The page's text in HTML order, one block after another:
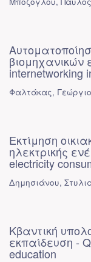
internetworking
Φαλτάκας,
Εκτίμηση
ηλεκτρικής
electricity
Δημησιάνου,
Κβαντική
εκπαίδευση -
education